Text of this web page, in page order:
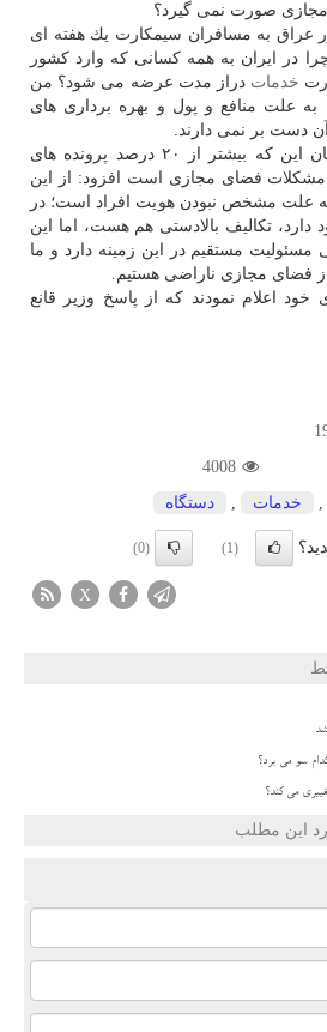
مجازی صورت نمی گیرد؟
عراق به مسافران سیمكارت یك هفته ای
در ایران به همه كسانی كه وارد كشور
خدمات دراز مدت عرضه می شود؟ من
به علت منافع و پول و بهره برداری های
دست بر نمی دارند.
نماینده مردم مشهد با بیان این كه بیشتر از ۲۰ درصد پرونده های
فضای مجازی است افزود: از این
از ۸۰ درصد به علت مشخص نبودن هویت افراد است؛ در
دارد، تكالیف بالادستی هم هست، اما این
مسئولیت مستقیم در این زمینه دارد و ما
از فضای مجازی ناراضی هستیم.
خود اعلام نمودند كه از پاسخ وزیر قانع
4008
, خدمات , دستگاه
(1)
(0)
X
سو می برد؟
می کند؟
این مطلب